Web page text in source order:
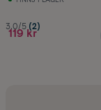
3.0/5 (2)
119 kr